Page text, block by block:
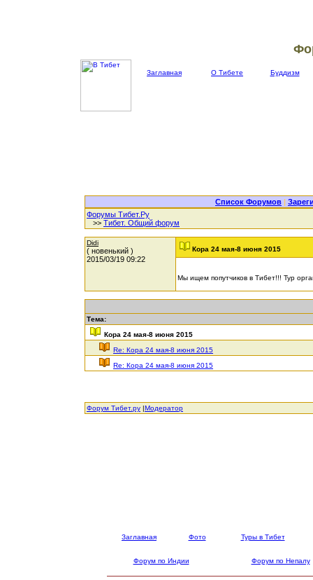
Заглавная О Тибете Буддизм
Список Форумов |
Форумы Тибет.Ру
>> Тибет. Общий форум
Didi
( новенький )
2015/03/19 09:22
Кора 24 мая-8 июня 2015
Мы ищем попутчиков в Тибет!!! Тур
Тема:
Кора 24 мая-8 июня 2015
Re: Кора 24 мая-8 июня 2015
Re: Кора 24 мая-8 июня 2015
Форум Тибет.ру |Модератор
Заглавная Фото Туры в Тибет
Форум по Индии Форум по Непалу